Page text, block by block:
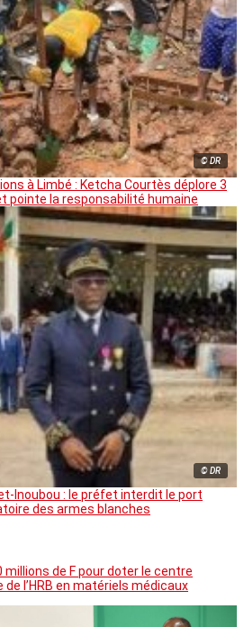
© DR
à Limbé : Ketcha Courtès déplore 3
pointe la responsabilité humaine
© DR
Inoubou : le préfet interdit le port
des armes blanches
millions de F pour doter le centre
de l’HRB en matériels médicaux